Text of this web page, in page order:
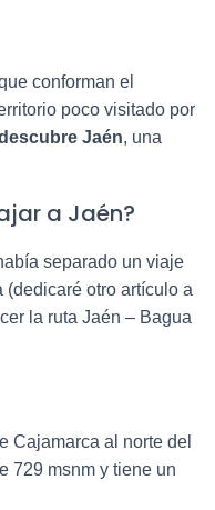
conforman el
poco visitado por
Jaén, una
a Jaén?
separado un viaje
(dedicaré otro artículo a
la ruta Jaén – Bagua
Cajamarca al norte del
729 msnm y tiene un